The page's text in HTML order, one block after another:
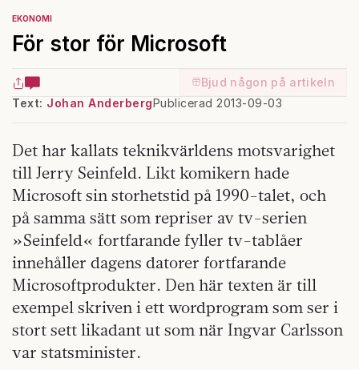
EKONOMI
För stor för Microsoft
Bjud någon på artikeln
Text: Johan AnderbergPublicerad 2013-09-03
Det har kallats teknikvärldens motsvarighet
till Jerry Seinfeld. Likt komikern hade
Microsoft sin storhetstid på 1990-talet, och
på samma sätt som repriser av tv-serien
»Seinfeld« fortfarande fyller tv-tablåer
innehåller dagens datorer fortfarande
Microsoftprodukter. Den här texten är till
exempel skriven i ett wordprogram som ser i
stort sett likadant ut som när Ingvar Carlsson
var statsminister.